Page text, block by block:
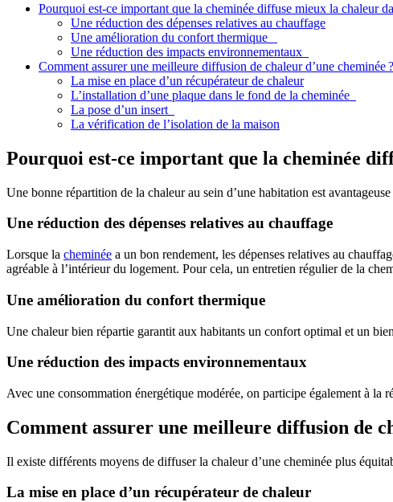
Pourquoi est-ce important que la cheminée diffuse mieux la chaleur
Une réduction des dépenses relatives au chauffage
Une amélioration du confort thermique
Une réduction des impacts environnementaux
Comment assurer une meilleure diffusion de chaleur d’une cheminée ?
La mise en place d’un récupérateur de chaleur
L’installation d’une plaque dans le fond de la cheminée
La pose d’un insert
La vérification de l’isolation de la maison
Pourquoi est-ce important que la cheminée
Une bonne répartition de la chaleur au sein d’une habitation est
Une réduction des dépenses relatives au chauffage
Lorsque la cheminée a un bon rendement, les dépenses relatives au
agréable à l’intérieur du logement. Pour cela, un entretien régulier de la
Une amélioration du confort thermique
Une chaleur bien répartie garantit aux habitants un confort optimal et un
Une réduction des impacts environnementaux
Avec une consommation énergétique modérée, on participe également à la
Comment assurer une meilleure diffusion de
Il existe différents moyens de diffuser la chaleur d’une cheminée plus
La mise en place d’un récupérateur de chaleur